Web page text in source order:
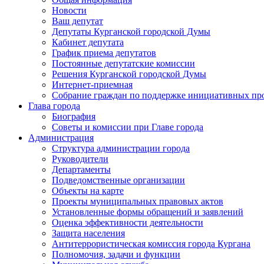
Новости
Ваш депутат
Депутаты Курганской городской Думы
Кабинет депутата
График приема депутатов
Постоянные депутатские комиссии
Решения Курганской городской Думы
Интернет-приемная
Собрание граждан по поддержке инициативных
Глава города
Биография
Советы и комиссии при Главе города
Администрация
Структура администрации города
Руководители
Департаменты
Подведомственные организации
Объекты на карте
Проекты муниципальных правовых актов
Установленные формы обращений и заявлений
Оценка эффективности деятельности
Защита населения
Антитеррористическая комиссия города Кургана
Полномочия, задачи и функции